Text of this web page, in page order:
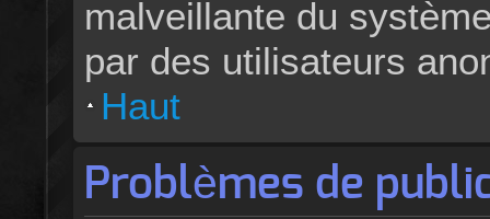
malveillante du
par des utilisateurs
Haut
Problèmes de